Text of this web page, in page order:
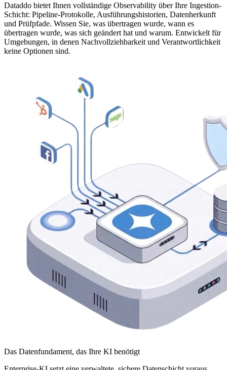
Dataddo bietet Ihnen vollständige Observability über Ihre Ingestion-
Schicht: Pipeline-Protokolle, Ausführungshistorien, Datenherkunft
und Prüfpfade. Wissen Sie, was übertragen wurde, wann es
übertragen wurde, was sich geändert hat und warum. Entwickelt für
Umgebungen, in denen Nachvollziehbarkeit und Verantwortlichkeit
keine Optionen sind.
Das Datenfundament, das Ihre KI benötigt